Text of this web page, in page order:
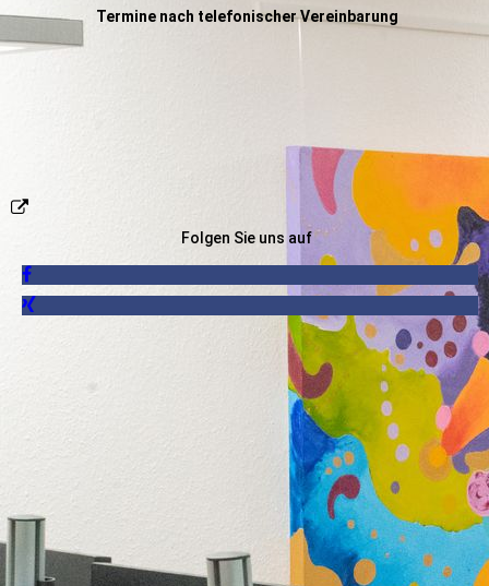
Termine nach telefonischer Vereinbarung
Folgen Sie uns auf